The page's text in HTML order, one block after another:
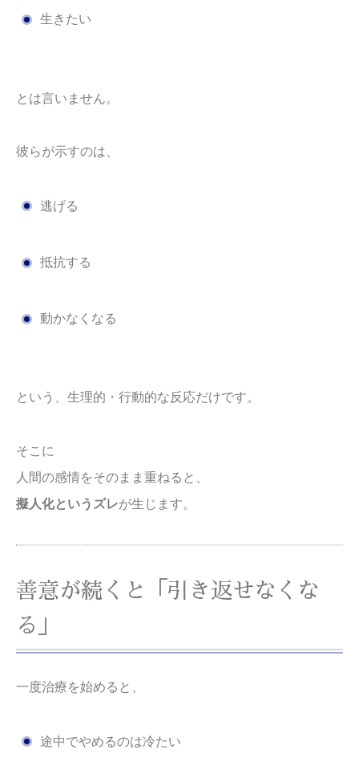
生きたい
とは言いません。
彼らが示すのは、
逃げる
抵抗する
動かなくなる
という、生理的・行動的な反応だけです。
そこに
人間の感情をそのまま重ねると、
擬人化というズレが生じます。
善意が続くと「引き返せなくな
る」
一度治療を始めると、
途中でやめるのは冷たい